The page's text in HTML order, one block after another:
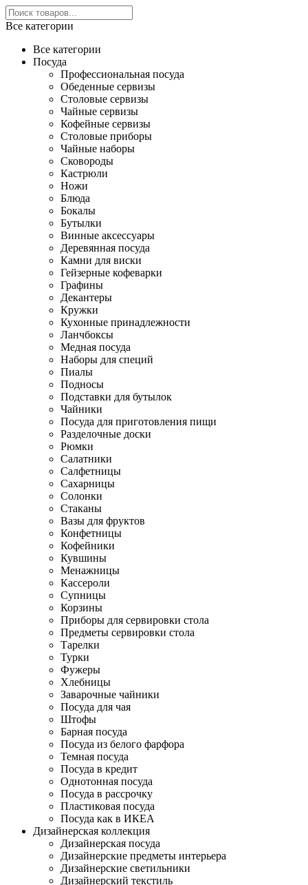
Все категории
Все категории
Посуда
Профессиональная посуда
Обеденные сервизы
Столовые сервизы
Чайные сервизы
Кофейные сервизы
Столовые приборы
Чайные наборы
Сковороды
Кастрюли
Ножи
Блюда
Бокалы
Бутылки
Винные аксессуары
Деревянная посуда
Камни для виски
Гейзерные кофеварки
Графины
Декантеры
Кружки
Кухонные принадлежности
Ланчбоксы
Медная посуда
Наборы для специй
Пиалы
Подносы
Подставки для бутылок
Чайники
Посуда для приготовления пищи
Разделочные доски
Рюмки
Салатники
Салфетницы
Сахарницы
Солонки
Стаканы
Вазы для фруктов
Конфетницы
Кофейники
Кувшины
Менажницы
Кассероли
Супницы
Корзины
Приборы для сервировки стола
Предметы сервировки стола
Тарелки
Турки
Фужеры
Хлебницы
Заварочные чайники
Посуда для чая
Штофы
Барная посуда
Посуда из белого фарфора
Темная посуда
Посуда в кредит
Однотонная посуда
Посуда в рассрочку
Пластиковая посуда
Посуда как в ИКЕА
Дизайнерская коллекция
Дизайнерская посуда
Дизайнерские предметы интерьера
Дизайнерские светильники
Дизайнерский текстиль